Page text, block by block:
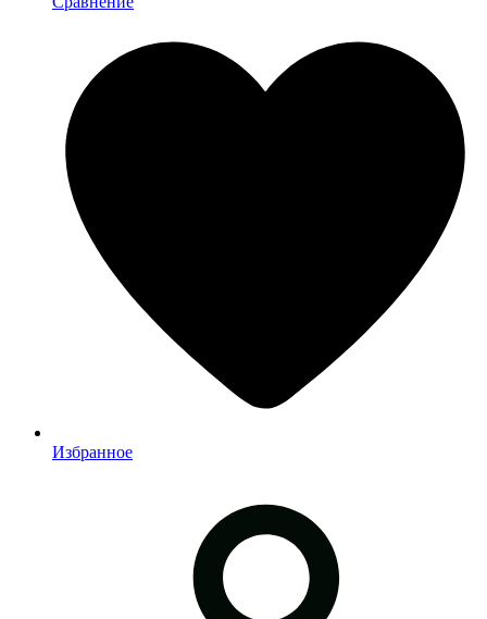
Избранное